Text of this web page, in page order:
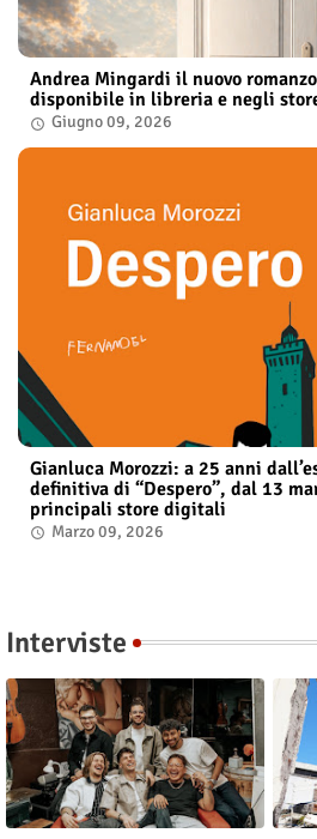
Andrea Mingardi il nuovo
disponibile in libreria e negli
Giugno 09, 2026
Gianluca Morozzi: a 25 anni
definitiva di “Despero”, dal 13
principali store digitali
Marzo 09, 2026
Interviste